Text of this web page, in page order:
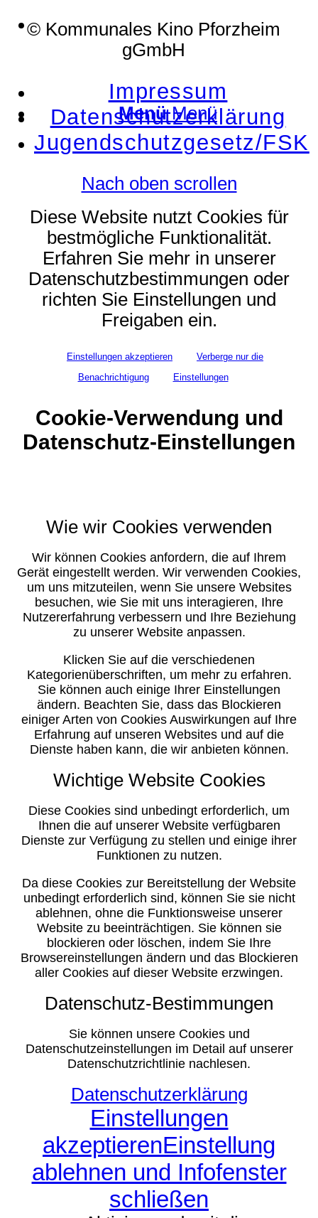
Suche
Menü Menü
© Kommunales Kino Pforzheim
gGmbH
Impressum
Datenschutzerklärung
Jugendschutzgesetz/FSK
Nach oben scrollen
Diese Website nutzt Cookies für
bestmögliche Funktionalität.
Erfahren Sie mehr in unserer
Datenschutzbestimmungen oder
richten Sie Einstellungen und
Freigaben ein.
Einstellungen akzeptieren
Verberge nur die
Benachrichtigung
Einstellungen
Cookie-Verwendung und
Datenschutz-Einstellungen
Wie wir Cookies verwenden
Wir können Cookies anfordern, die auf Ihrem
Gerät eingestellt werden. Wir verwenden Cookies,
um uns mitzuteilen, wenn Sie unsere Websites
besuchen, wie Sie mit uns interagieren, Ihre
Nutzererfahrung verbessern und Ihre Beziehung
zu unserer Website anpassen.
Klicken Sie auf die verschiedenen
Kategorienüberschriften, um mehr zu erfahren.
Sie können auch einige Ihrer Einstellungen
ändern. Beachten Sie, dass das Blockieren
einiger Arten von Cookies Auswirkungen auf Ihre
Erfahrung auf unseren Websites und auf die
Dienste haben kann, die wir anbieten können.
Wichtige Website Cookies
Diese Cookies sind unbedingt erforderlich, um
Ihnen die auf unserer Website verfügbaren
Dienste zur Verfügung zu stellen und einige ihrer
Funktionen zu nutzen.
Da diese Cookies zur Bereitstellung der Website
unbedingt erforderlich sind, können Sie sie nicht
ablehnen, ohne die Funktionsweise unserer
Website zu beeinträchtigen. Sie können sie
blockieren oder löschen, indem Sie Ihre
Browsereinstellungen ändern und das Blockieren
aller Cookies auf dieser Website erzwingen.
Datenschutz-Bestimmungen
Sie können unsere Cookies und
Datenschutzeinstellungen im Detail auf unserer
Datenschutzrichtlinie nachlesen.
Datenschutzerklärung
Einstellungen
akzeptierenEinstellung
ablehnen und Infofenster
schließen